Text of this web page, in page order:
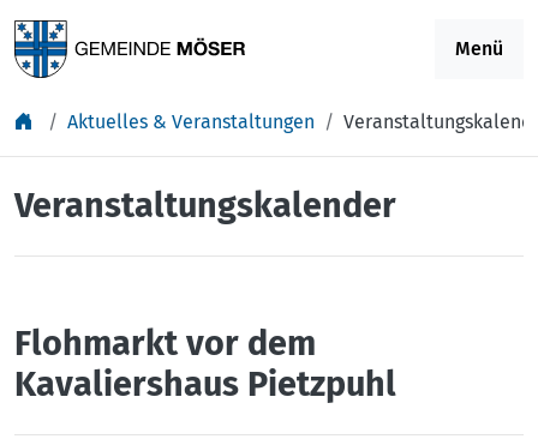
Menü
Aktuelles & Veranstaltungen
Veranstaltungskalender
Flohmarkt vor dem
Kavaliershaus Pietzpuhl